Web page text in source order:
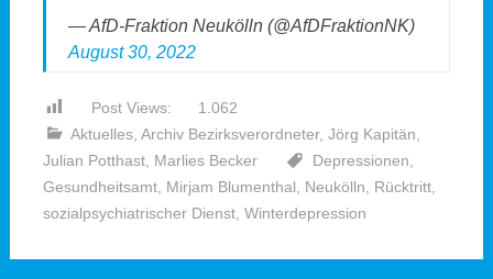
— AfD-Fraktion Neukölln (@AfDFraktionNK)
August 30, 2022
Post Views:
1.062
Aktuelles, Archiv Bezirksverordneter, Jörg Kapitän
Julian Potthast, Marlies Becker Depressionen
Gesundheitsamt, Mirjam Blumenthal Neukölln Rücktritt,
sozialpsychiatrischer Dienst, Winterdepression